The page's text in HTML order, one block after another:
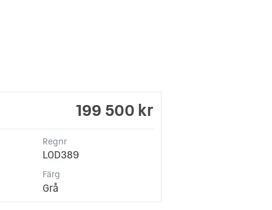
199 500 kr
Regnr
LOD389
Färg
Grå